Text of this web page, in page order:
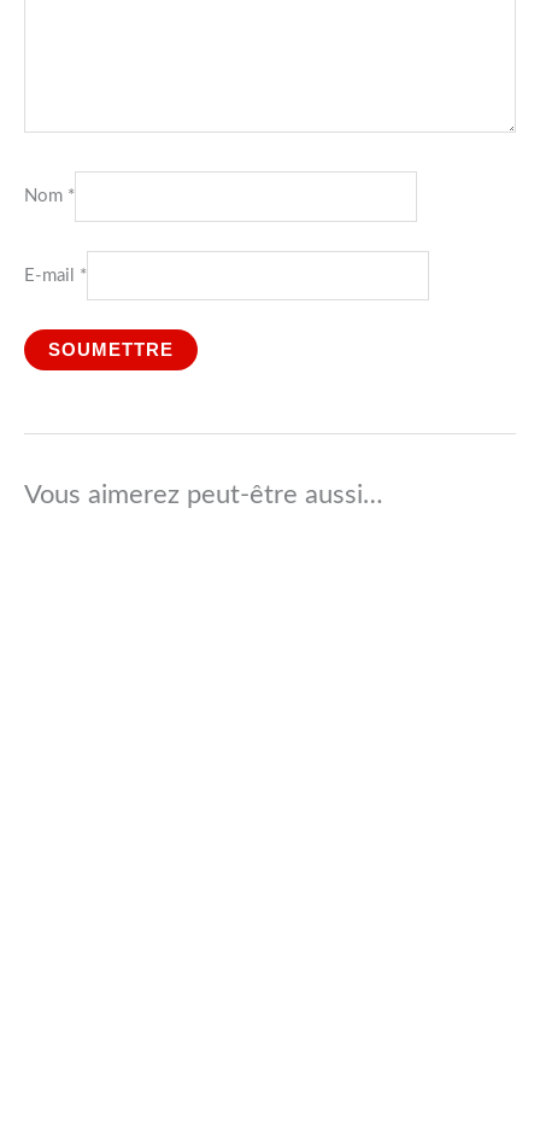
Nom *
E-mail *
Vous aimerez peut-être aussi…